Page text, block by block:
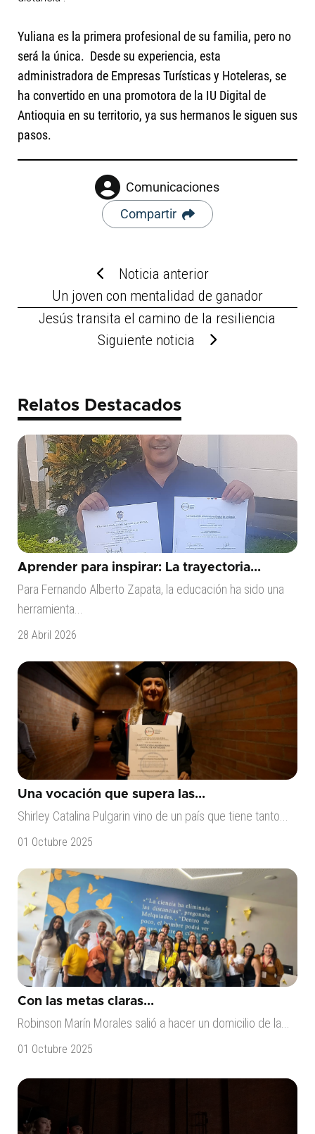
Yuliana es la primera profesional de su familia, pero no
será la única. Desde su experiencia, esta
administradora de Empresas Turísticas y Hoteleras, se
ha convertido en una promotora de la IU Digital de
Antioquia en su territorio, ya sus hermanos le siguen sus
pasos.
Comunicaciones
Compartir
Noticia anterior
Un joven con mentalidad de ganador
Jesús transita el camino de la resiliencia
Siguiente noticia
Relatos Destacados
Aprender para inspirar: La trayectoria...
Para Fernando Alberto Zapata, la educación ha sido una
herramienta...
28 Abril 2026
Una vocación que supera las...
Shirley Catalina Pulgarin vino de un país que tiene tanto...
01 Octubre 2025
Con las metas claras...
Robinson Marín Morales salió a hacer un domicilio de la...
01 Octubre 2025